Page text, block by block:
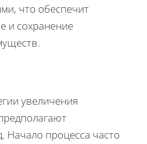
что обеспечит
и сохранение
увеличения
Начало процесса часто